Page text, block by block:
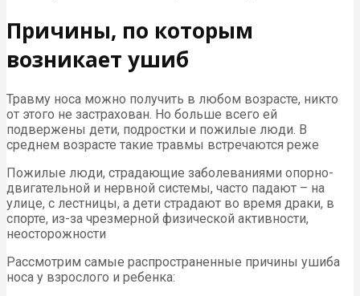
Причины, по которым
возникает ушиб
Травму носа можно получить в любом возрасте, никто
от этого не застрахован. Но больше всего ей
подвержены дети, подростки и пожилые люди. В
среднем возрасте такие травмы встречаются реже
Пожилые люди, страдающие заболеваниями опорно-
двигательной и нервной системы, часто падают – на
улице, с лестницы, а дети страдают во время драки, в
спорте, из-за чрезмерной физической активности,
неосторожности
Рассмотрим самые распространенные причины ушиба
носа у взрослого и ребенка: